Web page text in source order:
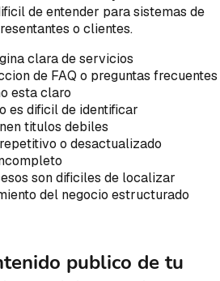
de entender para sistemas de
o clientes.
clara de servicios
de FAQ o preguntas frecuentes
esta claro
es dificil de identificar
titulos debiles
o desactualizado
son dificiles de localizar
del negocio estructurado
publico de tu